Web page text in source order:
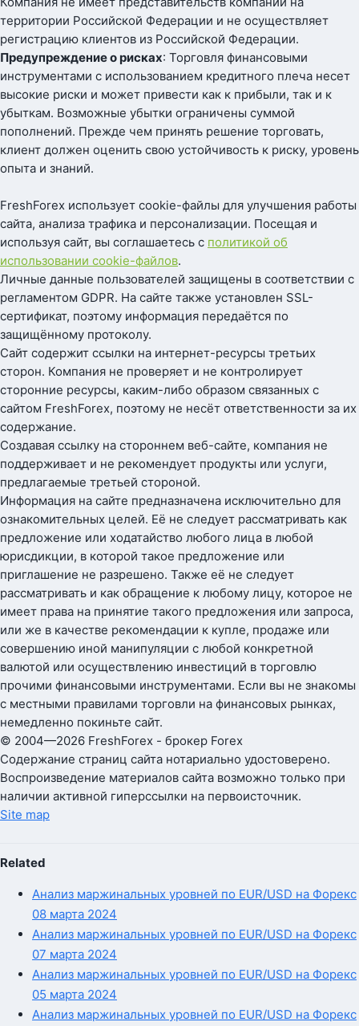
территории Российской Федерации и не осуществляет
регистрацию клиентов из Российской Федерации.
Предупреждение о рисках: Торговля финансовыми
инструментами с использованием кредитного плеча несет
высокие риски и может привести как к прибыли, так и к
убыткам. Возможные убытки ограничены суммой
пополнений. Прежде чем принять решение торговать,
клиент должен оценить свою устойчивость к риску, уровень
опыта и знаний.
FreshForex использует cookie-файлы для улучшения работы
сайта, анализа трафика и персонализации. Посещая и
используя сайт, вы соглашаетесь с политикой об
использовании cookie-файлов.
Личные данные пользователей защищены в соответствии с
регламентом GDPR. На сайте также установлен SSL-
сертификат, поэтому информация передаётся по
защищённому протоколу.
Сайт содержит ссылки на интернет-ресурсы третьих
сторон. Компания не проверяет и не контролирует
сторонние ресурсы, каким-либо образом связанных с
сайтом FreshForex, поэтому не несёт ответственности за их
содержание.
Создавая ссылку на стороннем веб-сайте, компания не
поддерживает и не рекомендует продукты или услуги,
предлагаемые третьей стороной.
Информация на сайте предназначена исключительно для
ознакомительных целей. Её не следует рассматривать как
предложение или ходатайство любого лица в любой
юрисдикции, в которой такое предложение или
приглашение не разрешено. Также её не следует
рассматривать и как обращение к любому лицу, которое не
имеет права на принятие такого предложения или запроса,
или же в качестве рекомендации к купле, продаже или
совершению иной манипуляции с любой конкретной
валютой или осуществлению инвестиций в торговлю
прочими финансовыми инструментами. Если вы не знакомы
с местными правилами торговли на финансовых рынках,
немедленно покиньте сайт.
© 2004—2026 FreshForex - брокер Forex
Содержание страниц сайта нотариально удостоверено.
Воспроизведение материалов сайта возможно только при
наличии активной гиперссылки на первоисточник.
Site map
Related
Анализ маржинальных уровней по EUR/USD на Форекс
08 марта 2024
Анализ маржинальных уровней по EUR/USD на Форекс
07 марта 2024
Анализ маржинальных уровней по EUR/USD на Форекс
05 марта 2024
Анализ маржинальных уровней по EUR/USD на Форекс